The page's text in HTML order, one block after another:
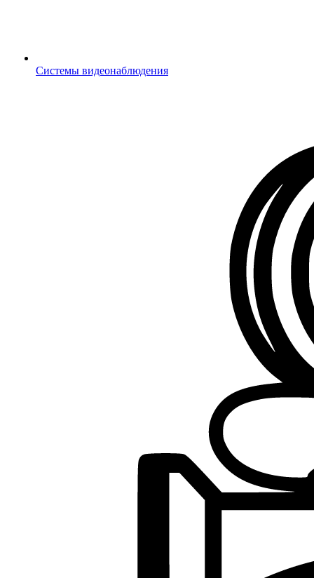
Системы видеонаблюдения